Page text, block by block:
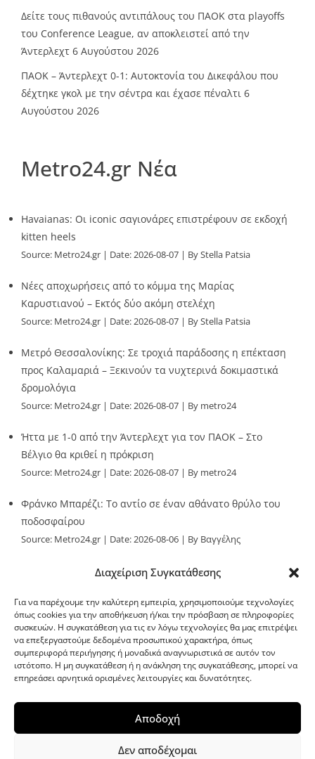
Διαχείριση Συγκατάθεσης
Για να παρέχουμε την καλύτερη εμπειρία, χρησιμοποιούμε τεχνολογίες
όπως cookies για την αποθήκευση ή/και την πρόσβαση σε πληροφορίες
συσκευών. Η συγκατάθεση για τις εν λόγω τεχνολογίες θα μας επιτρέψει
να επεξεργαστούμε δεδομένα προσωπικού χαρακτήρα, όπως
συμπεριφορά περιήγησης ή μοναδικά αναγνωριστικά σε αυτόν τον
ιστότοπο. Η μη συγκατάθεση ή η ανάκληση της συγκατάθεσης, μπορεί να
επηρεάσει αρνητικά ορισμένες λειτουργίες και δυνατότητες.
Αποδοχή
Δεν αποδέχομαι
Δείτε τους πιθανούς αντιπάλους του ΠΑΟΚ στα playoffs
του Conference League, αν αποκλειστεί από την
Άντερλεχτ 6 Αυγούστου 2026
ΠΑΟΚ – Άντερλεχτ 0-1: Αυτοκτονία του Δικεφάλου που
δέχτηκε γκολ με την σέντρα και έχασε πέναλτι 6
Αυγούστου 2026
Metro24.gr Νέα
Havaianas: Οι iconic σαγιονάρες επιστρέφουν σε εκδοχή
kitten heels
Source: Metro24.gr Date: 2026-08-07 By Stella Patsia
Νέες αποχωρήσεις από το κόμμα της Μαρίας
Καρυστιανού – Εκτός δύο ακόμη στελέχη
Source: Metro24.gr Date: 2026-08-07 By Stella Patsia
Μετρό Θεσσαλονίκης: Σε τροχιά παράδοσης η επέκταση
προς Καλαμαριά – Ξεκινούν τα νυχτερινά δοκιμαστικά
δρομολόγια
Source: Metro24.gr Date: 2026-08-07 By metro24
Ήττα με 1-0 από την Άντερλεχτ για τον ΠΑΟΚ – Στο
Βέλγιο θα κριθεί η πρόκριση
Source: Metro24.gr Date: 2026-08-07 By metro24
Φράνκο Μπαρέζι: Το αντίο σε έναν αθάνατο θρύλο του
ποδοσφαίρου
Source: Metro24.gr Date: 2026-08-06
By Βαγγέλης
G-point.gr